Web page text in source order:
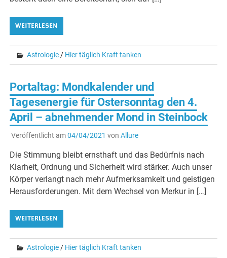
WEITERLESEN
Astrologie / Hier täglich Kraft tanken
Portaltag: Mondkalender und
Tagesenergie für Ostersonntag den 4.
April – abnehmender Mond in Steinbock
Veröffentlicht am04/04/2021 von Allure
Die Stimmung bleibt ernsthaft und das Bedürfnis nach
Klarheit, Ordnung und Sicherheit wird stärker. Auch unser
Körper verlangt nach mehr Aufmerksamkeit und geistigen
Herausforderungen. Mit dem Wechsel von Merkur in […]
WEITERLESEN
Astrologie / Hier täglich Kraft tanken